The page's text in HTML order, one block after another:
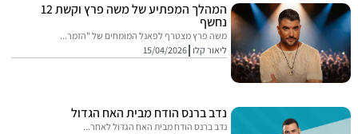
המהלך המפתיע של משה פרץ וקשת 12
נחשף
משה פרץ מצטרף לפאנל המומחים של "הזמר...
ליאור קלו 15/04/2026
נדב ברנס הודח מבית האח הגדול
נדב ברנס הודח מבית האח הגדול לאחר...